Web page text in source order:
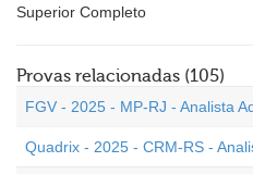
Superior Completo
Provas relacionadas (105)
FGV - 2025 - MP-RJ - Analista
Quadrix - 2025 - CRM-RS -